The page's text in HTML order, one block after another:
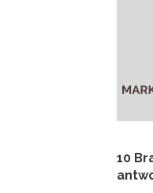
10